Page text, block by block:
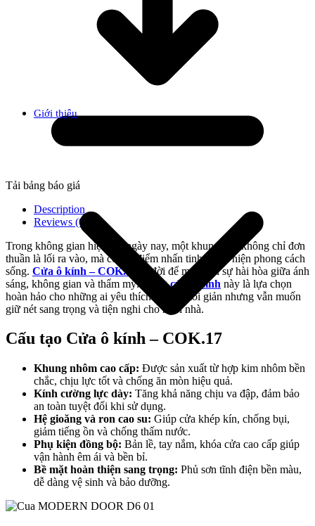
Giới thiệu
Giới thiệu công ty
Tải bảng báo giá
Description
Reviews (0)
Trong không gian hiện đại ngày nay, một khung cửa không chỉ đơn
thuần là lối ra vào, mà còn là điểm nhấn tinh tế thể hiện phong cách
sống. Cửa ô kính – COK.17
ra đời để mang lại sự hài hòa giữa ánh
sáng, không gian và thẩm mỹ. Dòng cửa ô kính này là lựa chọn
hoàn hảo cho những ai yêu thích thiết kế tối giản nhưng vẫn muốn
giữ nét sang trọng và tiện nghi cho ngôi nhà.
Cấu tạo Cửa ô kính – COK.17
Khung nhôm cao cấp: Được sản xuất từ hợp kim nhôm bền
chắc, chịu lực tốt và chống ăn mòn hiệu quả.
Kính cường lực dày: Tăng khả năng chịu va đập, đảm bảo
an toàn tuyệt đối khi sử dụng.
Hệ gioăng và ron cao su: Giúp cửa khép kín, chống bụi,
giảm tiếng ồn và chống thấm nước.
Phụ kiện đồng bộ: Bản lề, tay nắm, khóa cửa cao cấp giúp
vận hành êm ái và bền bỉ.
Bề mặt hoàn thiện sang trọng: Phủ sơn tĩnh điện bền màu,
dễ dàng vệ sinh và bảo dưỡng.